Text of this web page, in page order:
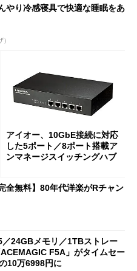
やり冷感寝具で快適な睡眠をあ
アイオー、10GbE接続に対応
した5ポート／8ポート搭載ア
ンマネージスイッチングハブ
全無料】80年代洋楽がRチャン
24GBメモリ／1TBストレー
F5A」がタイムセー
10万6998円に